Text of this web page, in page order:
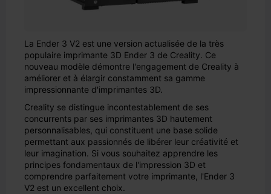
La Ender 3 V2 est une version actualisée de la très
populaire imprimante 3D Ender 3 de Creality. Ce
nouveau modèle démontre l'engagement de Creality à
améliorer et à élargir constamment sa gamme
impressionnante d'imprimantes 3D.
Creality se distingue incontestablement de ses
concurrents par ses imprimantes 3D hautement
personnalisables, qui constituent une base solide
permettant aux passionnés de libérer leur créativité et
leur imagination. Si vous souhaitez apprendre les
principes fondamentaux de l'impression 3D et
comprendre parfaitement votre imprimante, l'Ender 3
V2 est un excellent choix.